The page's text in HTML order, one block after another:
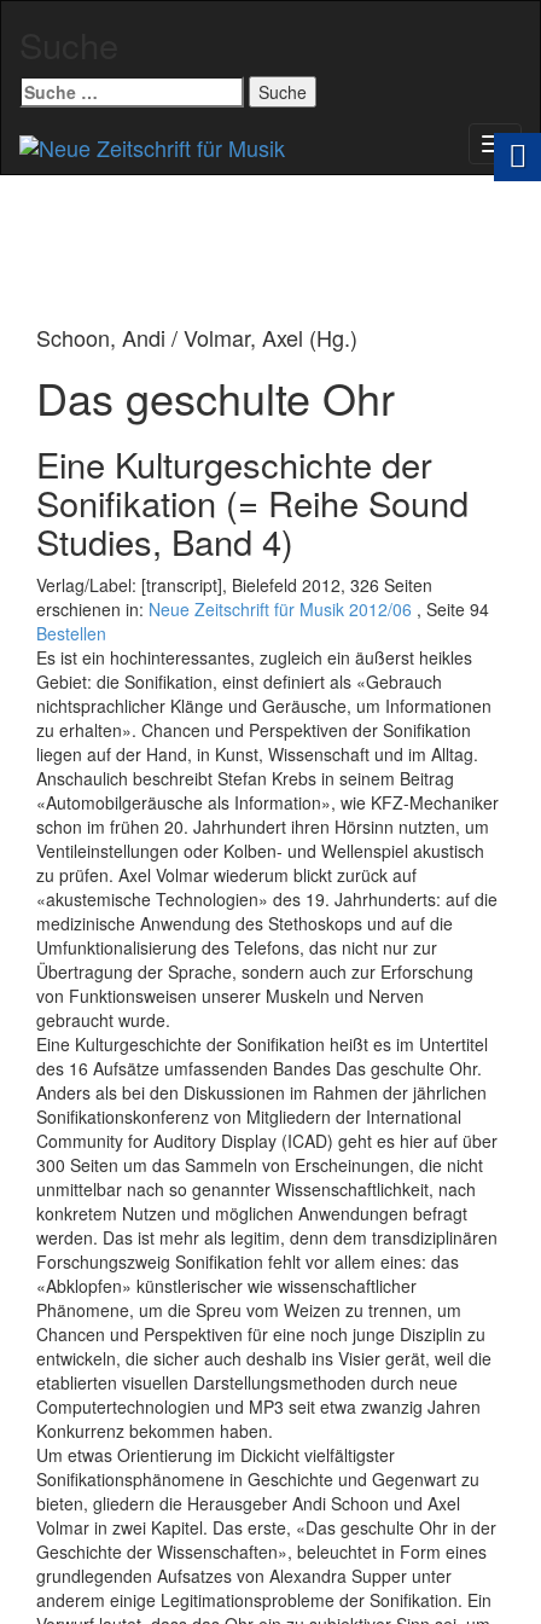
Suche
nach:
Schoon, Andi / Volmar, Axel (Hg.)
Das geschulte Ohr
Eine Kulturgeschichte der
Sonifikation (= Reihe Sound
Studies, Band 4)
Verlag/Label: [transcript], Bielefeld 2012, 326 Seiten
erschienen in: Neue Zeitschrift für Musik 2012/06 , Seite 94
Bestellen
Es ist ein hochinteressantes, zugleich ein äußerst heikles
Gebiet: die Sonifikation, einst definiert als «Gebrauch
nichtsprachlicher Klänge und Geräusche, um Informationen
zu erhalten». Chancen und Perspektiven der Sonifikation
liegen auf der Hand, in Kunst, Wissenschaft und im Alltag.
Anschaulich beschreibt Stefan Krebs in seinem Beitrag
«Automobilgeräusche als Information», wie KFZ-Mechaniker
schon im frühen 20. Jahrhundert ihren Hörsinn nutzten, um
Ventileinstellungen oder Kolben- und Wellenspiel akustisch
zu prüfen. Axel Volmar wiederum blickt zurück auf
«akustemische Technologien» des 19. Jahrhunderts: auf die
medizinische Anwendung des Stethos­kops und auf die
Umfunktionalisierung des Telefons, das nicht nur zur
Übertragung der Sprache, sondern auch zur Erforschung
von Funktionsweisen unserer Muskeln und Nerven
gebraucht wurde.
Eine Kulturgeschichte der Sonifikation heißt es im Untertitel
des 16 Aufsätze umfassenden Bandes Das geschulte Ohr.
Anders als bei den Diskussionen im Rahmen der jährlichen
Sonifikationskonferenz von Mitgliedern der International
Community for Auditory Display (ICAD) geht es hier auf über
300 Seiten um das Sammeln von Erscheinungen, die nicht
unmittelbar nach so genannter Wissenschaftlichkeit, nach
konkretem Nutzen und möglichen Anwendungen befragt
werden. Das ist mehr als legitim, denn dem transdiziplinären
Forschungszweig Sonifikation fehlt vor allem eines: das
«Abklopfen» künstlerischer wie wissenschaftlicher
Phänomene, um die Spreu vom Weizen zu trennen, um
Chancen und Perspektiven für eine noch junge Disziplin zu
entwickeln, die sicher auch deshalb ins Visier gerät, weil die
etablierten visuellen Darstellungsmethoden durch neue
Computertechnologien und MP3 seit etwa zwanzig Jahren
Konkurrenz bekommen haben.
Um etwas Orientierung im Dickicht vielfältigster
Sonifikationsphänomene in Geschichte und Gegenwart zu
bieten, gliedern die Herausgeber Andi Schoon und Axel
Volmar in zwei Kapitel. Das erste, «Das geschulte Ohr in der
Geschichte der Wissenschaften», beleuchtet in Form eines
grundlegenden Aufsatzes von Alexandra Supper unter
anderem einige Legitimationsprobleme der Sonifikation. Ein